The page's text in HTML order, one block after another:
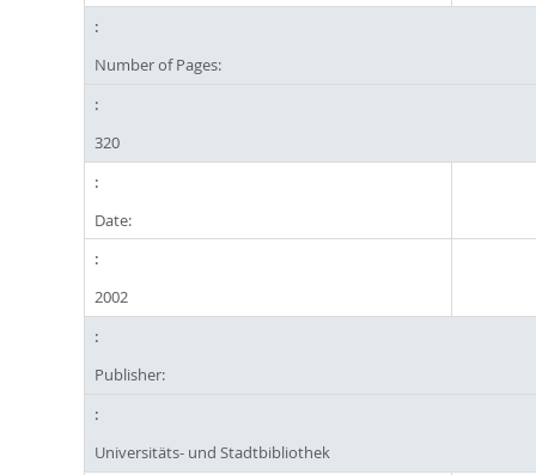
Number of Pages:
320
Date:
2002
Publisher:
Universitäts- und Stadtbibliothek